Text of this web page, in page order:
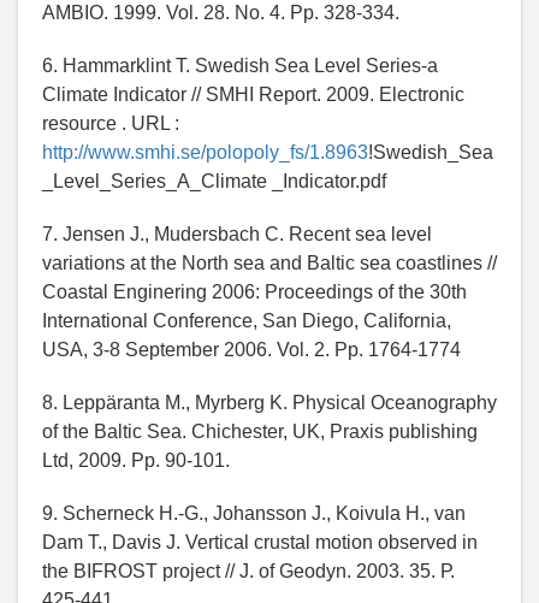
AMBIO. 1999. Vol. 28. No. 4. Pp. 328-334.
6. Hammarklint T. Swedish Sea Level Series-a
Climate Indicator // SMHI Report. 2009. Electronic
resource . URL :
http://www.smhi.se/polopoly_fs/1.8963!Swedish_Sea
_Level_Series_A_Climate _Indicator.pdf
7. Jensen J., Mudersbach C. Recent sea level
variations at the North sea and Baltic sea coastlines //
Coastal Enginering 2006: Proceedings of the 30th
International Conference, San Diego, California,
USA, 3-8 September 2006. Vol. 2. Pp. 1764-1774
8. Leppäranta M., Myrberg K. Physical Oceanography
of the Baltic Sea. Chichester, UK, Praxis publishing
Ltd, 2009. Pр. 90-101.
9. Scherneck H.-G., Johansson J., Koivula H., van
Dam T., Davis J. Vertical crustal motion observed in
the BIFROST project // J. of Geodyn. 2003. 35. Р.